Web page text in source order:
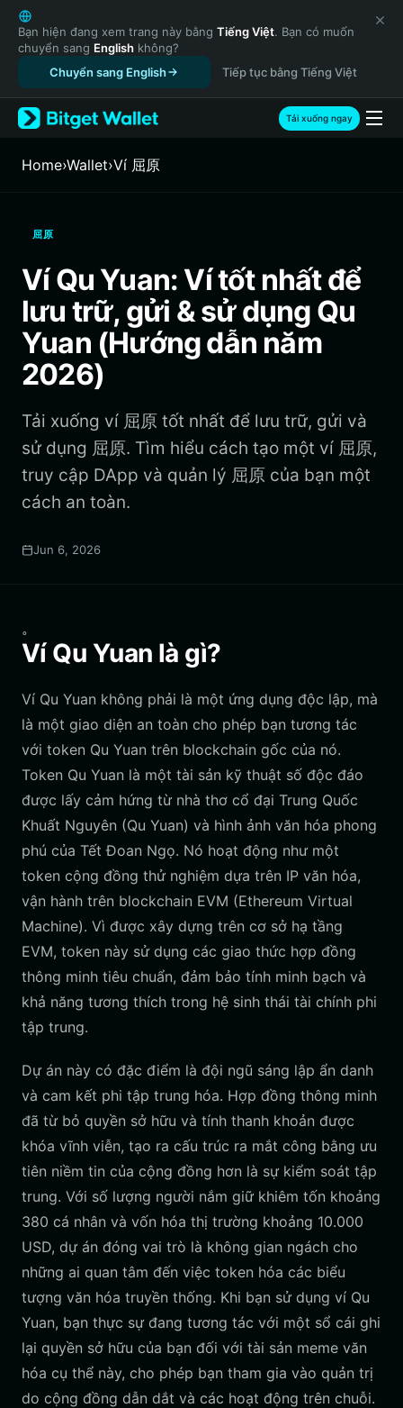
English
日本語
Tiếng Việt
Русский
Español (Latinoamérica)
Türkçe
Français
繁體中文
Bahasa Indonesia
ภาษาไทย
Español
Português (Brasil)
Bạn hiện đang xem trang này bằng Tiếng Việt. Bạn có muốn
chuyển sang English không?
Chuyển sang English
Tiếp tục bằng Tiếng Việt
Tải xuống ngay
Home›Wallet›‌Ví 屈原
屈原
Ví Qu Yuan: Ví tốt nhất để
lưu trữ, gửi & sử dụng Qu
Yuan (Hướng dẫn năm
2026)
Tải xuống ví 屈原 tốt nhất để lưu trữ, gửi và
sử dụng 屈原. Tìm hiểu cách tạo một ví 屈原,
truy cập DApp và quản lý 屈原 của bạn một
cách an toàn.
Jun 6, 2026
。
Ví Qu Yuan là gì?
Ví Qu Yuan không phải là một ứng dụng độc lập, mà
là một giao diện an toàn cho phép bạn tương tác
với token Qu Yuan trên blockchain gốc của nó.
Token Qu Yuan là một tài sản kỹ thuật số độc đáo
được lấy cảm hứng từ nhà thơ cổ đại Trung Quốc
Khuất Nguyên (Qu Yuan) và hình ảnh văn hóa phong
phú của Tết Đoan Ngọ. Nó hoạt động như một
token cộng đồng thử nghiệm dựa trên IP văn hóa,
vận hành trên blockchain EVM (Ethereum Virtual
Machine). Vì được xây dựng trên cơ sở hạ tầng
EVM, token này sử dụng các giao thức hợp đồng
thông minh tiêu chuẩn, đảm bảo tính minh bạch và
khả năng tương thích trong hệ sinh thái tài chính phi
tập trung.
Dự án này có đặc điểm là đội ngũ sáng lập ẩn danh
và cam kết phi tập trung hóa. Hợp đồng thông minh
đã từ bỏ quyền sở hữu và tính thanh khoản được
khóa vĩnh viễn, tạo ra cấu trúc ra mắt công bằng ưu
tiên niềm tin của cộng đồng hơn là sự kiểm soát tập
trung. Với số lượng người nắm giữ khiêm tốn khoảng
380 cá nhân và vốn hóa thị trường khoảng 10.000
USD, dự án đóng vai trò là không gian ngách cho
những ai quan tâm đến việc token hóa các biểu
tượng văn hóa truyền thống. Khi bạn sử dụng ví Qu
Yuan, bạn thực sự đang tương tác với một sổ cái ghi
lại quyền sở hữu của bạn đối với tài sản meme văn
hóa cụ thể này, cho phép bạn tham gia vào quản trị
do cộng đồng dẫn dắt và các hoạt động trên chuỗi.